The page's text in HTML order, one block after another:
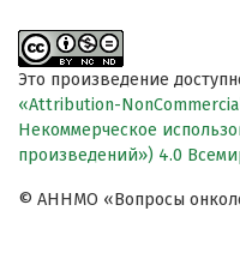
Это произведение
«Attribution-
Некоммерческое
произведений») 4.0
© АННМО «Вопросы